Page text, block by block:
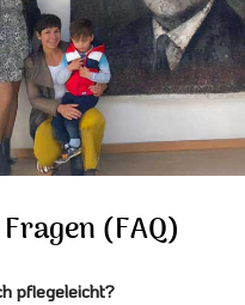
(FAQ)
pflegeleicht?